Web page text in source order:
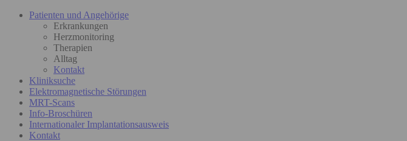
Patienten und Angehörige
Erkrankungen
Herzmonitoring
Therapien
Alltag
Kontakt
Kliniksuche
Elektromagnetische Störungen
MRT-Scans
Info-Broschüren
Internationaler Implantationsausweis
Kontakt